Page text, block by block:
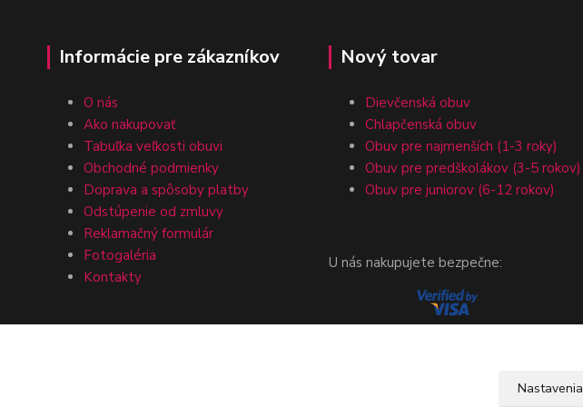
Informácie pre zákazníkov
O nás
Ako nakupovať
Tabuľka veľkosti obuvi
Obchodné podmienky
Doprava a spôsoby platby
Odstúpenie od zmluvy
Reklamačný formulár
Fotogaléria
Kontakty
Nový tovar
Dievčenská obuv
Chlapčenská obuv
Obuv pre najmenších (1-3 roky)
Obuv pre predškolákov (3-5 rokov)
Obuv pre juniorov (6-12 rokov)
U nás nakupujete bezpečne:
Nastavenia